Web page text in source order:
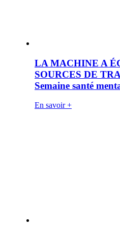
LA MACHINE A
SOURCES DE
Semaine santé
En savoir +